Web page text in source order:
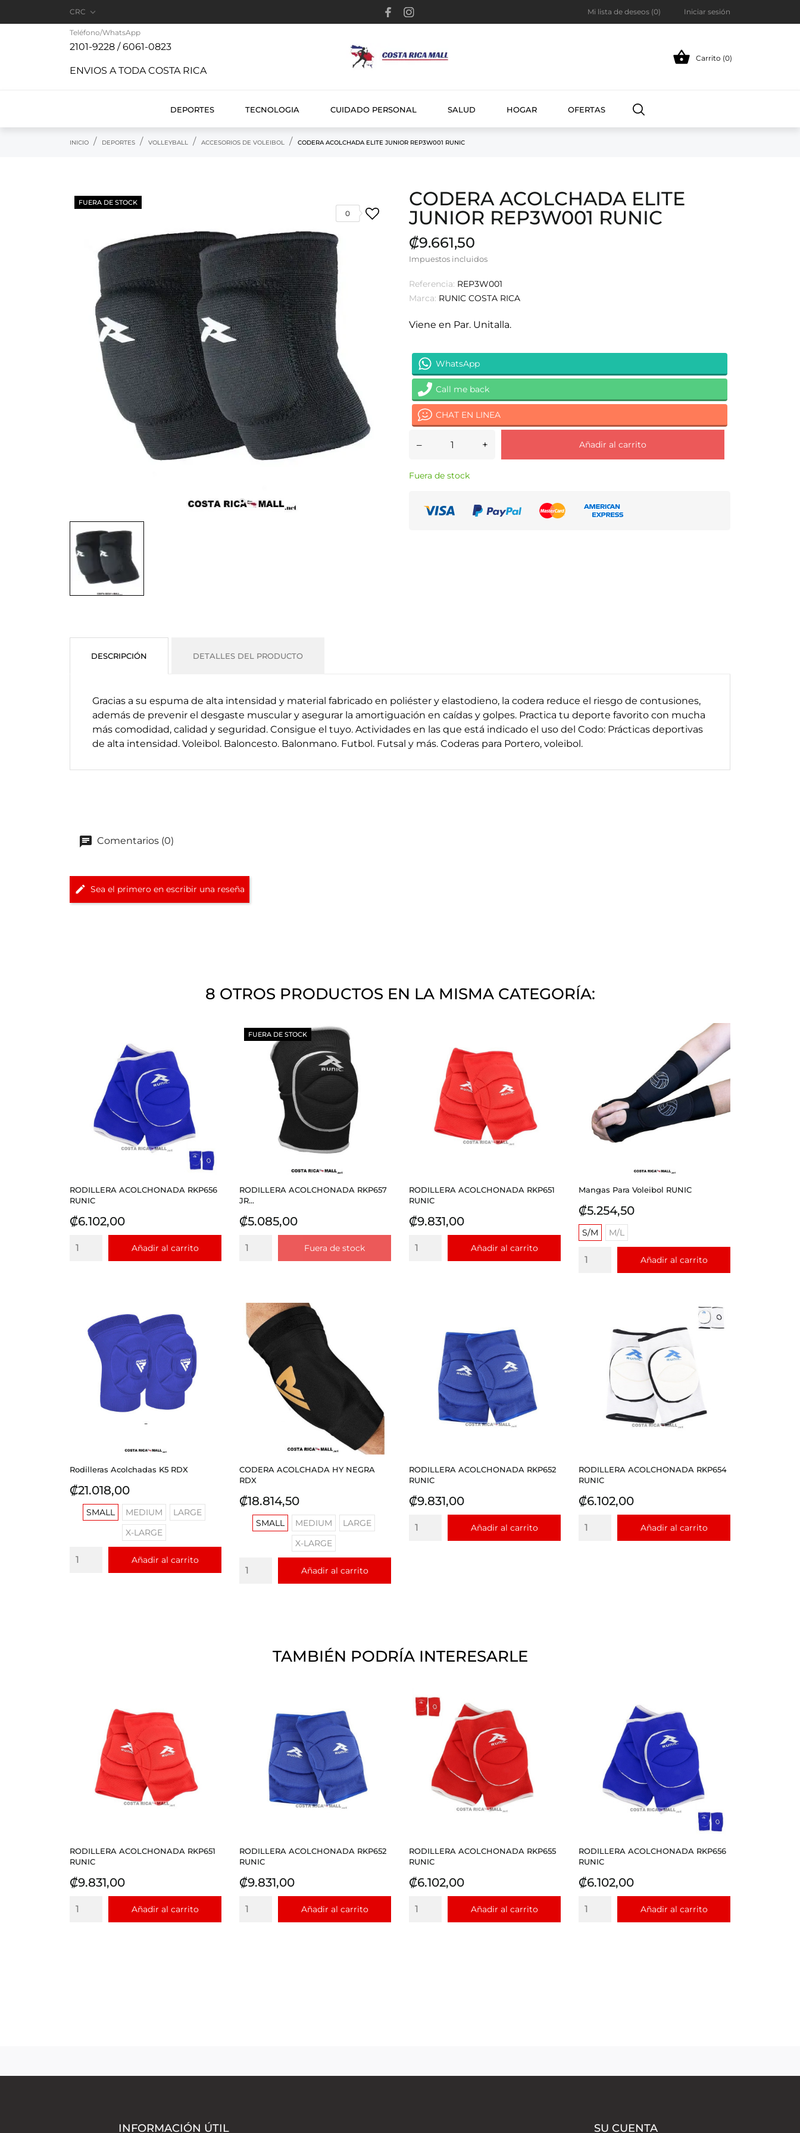
CRC  Mi lista de deseos (0) Iniciar sesión
Teléfono/WhatsApp
2101-9228 / 6061-0823
ENVIOS A TODA COSTA RICA
 Carrito (0)
DEPORTES TECNOLOGIA CUIDADO PERSONAL SALUD HOGAR OFERTAS
INICIO DEPORTES VOLLEYBALL ACCESORIOS DE VOLEIBOL CODERA ACOLCHADA ELITE JUNIOR REP3W001 RUNIC
FUERA DE STOCK
0
CODERA ACOLCHADA ELITE
JUNIOR REP3W001 RUNIC
₡9.661,50
Impuestos incluidos
Referencia: REP3W001
Marca: RUNIC COSTA RICA
Viene en Par. Unitalla.
WhatsApp
Call me back
CHAT EN LINEA
– + Añadir al carrito
Fuera de stock
DESCRIPCIÓN DETALLES DEL PRODUCTO
Gracias a su espuma de alta intensidad y material fabricado en poliéster y elastodieno, la codera reduce el riesgo de contusiones,
además de prevenir el desgaste muscular y asegurar la amortiguación en caídas y golpes. Practica tu deporte favorito con mucha
más comodidad, calidad y seguridad. Consigue el tuyo. Actividades en las que está indicado el uso del Codo: Prácticas deportivas
de alta intensidad. Voleibol. Baloncesto. Balonmano. Futbol. Futsal y más. Coderas para Portero, voleibol.
Comentarios (0)
Sea el primero en escribir una reseña
8 OTROS PRODUCTOS EN LA MISMA CATEGORÍA:
RODILLERA ACOLCHONADA RKP656
RUNIC
Precio
₡6.102,00
Añadir al carrito
RODILLERA ACOLCHONADA RKP657
JR...
Precio
₡5.085,00
Fuera de stock
FUERA DE STOCK
RODILLERA ACOLCHONADA RKP651
RUNIC
Precio
₡9.831,00
Añadir al carrito
Mangas Para Voleibol RUNIC
Precio
₡5.254,50
S/M M/L
Añadir al carrito
Rodilleras Acolchadas K5 RDX
Precio
₡21.018,00
SMALL MEDIUM
LARGE
X-LARGE
Añadir al carrito
CODERA ACOLCHADA HY NEGRA
RDX
Precio
₡18.814,50
SMALL MEDIUM
LARGE
X-LARGE
Añadir al carrito
RODILLERA ACOLCHONADA RKP652
RUNIC
Precio
₡9.831,00
Añadir al carrito
RODILLERA ACOLCHONADA RKP654
RUNIC
Precio
₡6.102,00
Añadir al carrito
TAMBIÉN PODRÍA INTERESARLE
RODILLERA ACOLCHONADA RKP651
RUNIC
Precio
₡9.831,00
Añadir al carrito
RODILLERA ACOLCHONADA RKP652
RUNIC
Precio
₡9.831,00
Añadir al carrito
RODILLERA ACOLCHONADA RKP655
RUNIC
Precio
₡6.102,00
Añadir al carrito
RODILLERA ACOLCHONADA RKP656
RUNIC
Precio
₡6.102,00
Añadir al carrito
INFORMACIÓN ÚTIL SU CUENTA